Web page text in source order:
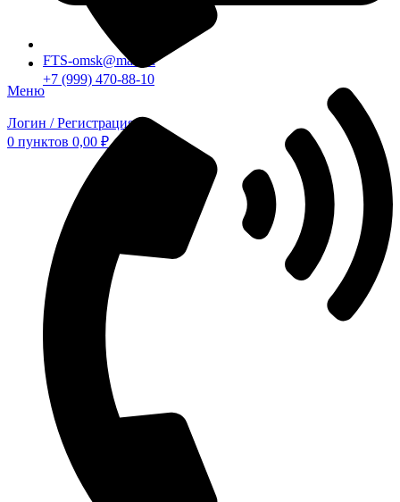
FTS-omsk@mail.ru
Меню
Логин / Регистрация
0 пунктов 0,00 ₽
+7 (999) 470-88-10